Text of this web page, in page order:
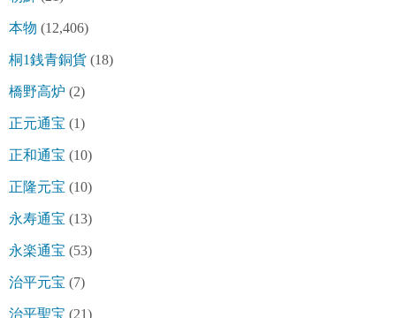
本物 (12,406)
桐1銭青銅貨 (18)
橋野高炉 (2)
正元通宝 (1)
正和通宝 (10)
正隆元宝 (10)
永寿通宝 (13)
永楽通宝 (53)
治平元宝 (7)
治平聖宝 (21)